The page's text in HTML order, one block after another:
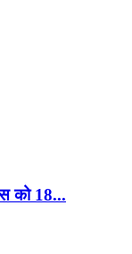
को 18...